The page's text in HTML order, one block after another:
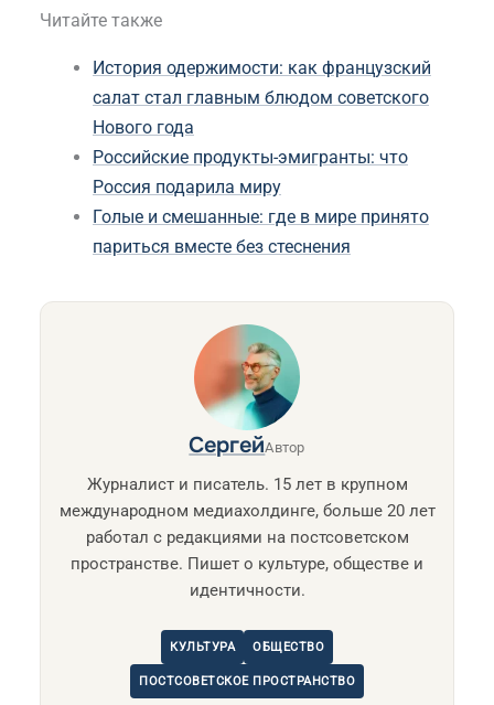
Читайте также
История одержимости: как французский
салат стал главным блюдом советского
Нового года
Российские продукты-эмигранты: что
Россия подарила миру
Голые и смешанные: где в мире принято
париться вместе без стеснения
СергейАвтор
Журналист и писатель. 15 лет в крупном
международном медиахолдинге, больше 20 лет
работал с редакциями на постсоветском
пространстве. Пишет о культуре, обществе и
идентичности.
КУЛЬТУРА ОБЩЕСТВО
ПОСТСОВЕТСКОЕ ПРОСТРАНСТВО